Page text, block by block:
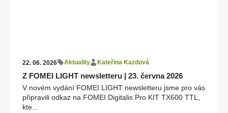
22. 06. 2026 Aktuality Kateřina Kazdová
Z FOMEI LIGHT newsletteru | 23. června 2026
V novém vydání FOMEI LIGHT newsletteru jsme pro vás
připravili odkaz na FOMEI Digitalis Pro KIT TX600 TTL,
kte...